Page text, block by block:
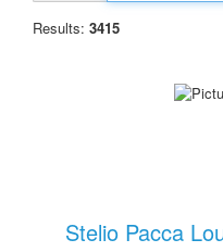
Results: 3415
Stelio Pacca